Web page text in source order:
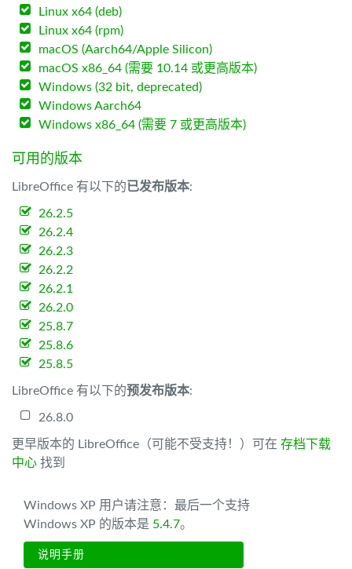
Linux x64 (deb)
Linux x64 (rpm)
macOS (Aarch64/Apple Silicon)
macOS x86_64 (需要 10.14 或更高版本)
Windows (32 bit, deprecated)
Windows Aarch64
Windows x86_64 (需要 7 或更高版本)
可用的版本
LibreOffice 有以下的已发布版本:
26.2.5
26.2.4
26.2.3
26.2.2
26.2.1
26.2.0
25.8.7
25.8.6
25.8.5
LibreOffice 有以下的预发布版本:
26.8.0
更早版本的 LibreOffice（可能不受支持！）可在 存档下载
中心 找到
Windows XP 用户请注意：最后一个支持
Windows XP 的版本是 5.4.7。
说明手册